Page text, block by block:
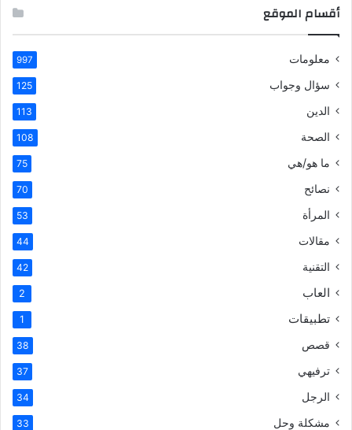
أقسام الموقع
معلومات 997
سؤال وجواب 125
الدين 113
الصحة 108
ما هو/هي 75
نصائح 70
المرأة 53
مقالات 44
التقنية 42
العاب 2
تطبيقات 1
قصص 38
ترفيهي 37
الرجل 34
مشكلة وحل 33